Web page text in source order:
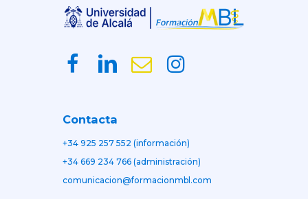
Contacta
+34 925 257 552 (información)
+34 669 234 766 (administración)
comunicacion@formacionmbl.com